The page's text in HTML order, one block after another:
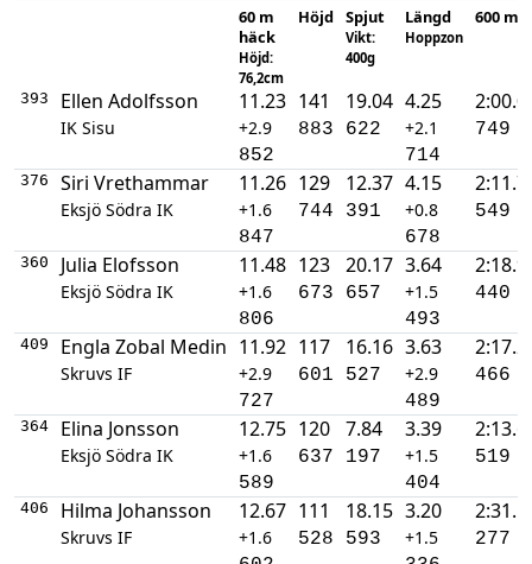
60 m
häck
Höjd:
76,2cm
Höjd Spjut
Vikt:
400g
Längd
Hoppzon
600 m
393 Ellen Adolfsson
IK Sisu
11.23
+2.9
852
141
883
19.04
622
4.25
+2.1
714
749
376 Siri Vrethammar
Eksjö Södra IK
11.26
+1.6
847
129
744
12.37
391
4.15
+0.8
678
549
360 Julia Elofsson
Eksjö Södra IK
11.48
+1.6
806
123
673
20.17
657
3.64
+1.5
493
440
409 Engla Zobal Medin
Skruvs IF
11.92
+2.9
727
117
601
16.16
527
3.63
+2.9
489
466
364 Elina Jonsson
Eksjö Södra IK
12.75
+1.6
589
120
637
7.84
197
3.39
+1.5
404
519
406 Hilma Johansson
Skruvs IF
12.67
+1.6
111
528
18.15
593
3.20
+1.5 277